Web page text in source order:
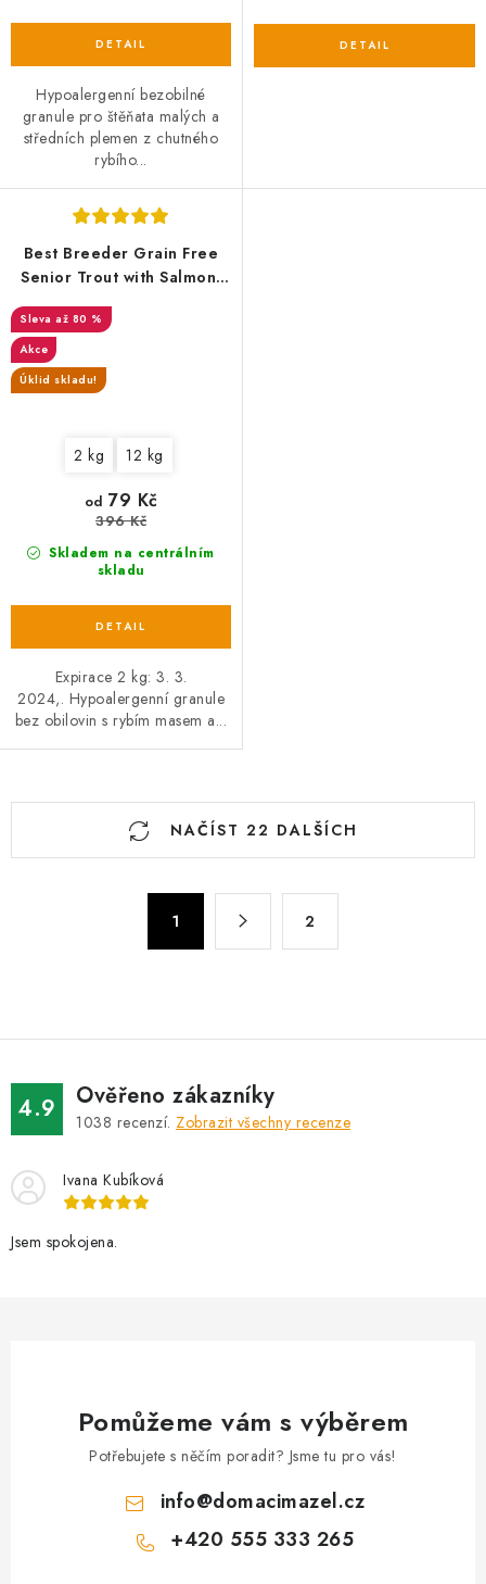
Hypoalergenní bezobilné
granule pro štěňata malých a
středních plemen z chutného
rybího...
Best Breeder Grain Free
Senior Trout with Salmon,
až 80 %
Akce
Úklid skladu!
2 kg 12 kg
Skladem na centrálním
skladu
od 79 Kč
396 Kč
Expirace 2 kg: 3. 3.
2024,. Hypoalergenní granule
bez obilovin s rybím masem a...
O
p
v
k
v
ý
p
NAČÍST 22 DALŠÍCH
k
v
á
n
1 2
4.9 Ověřeno zákazníky
1038 recenzí. Zobrazit všechny recenze
Ivana Kubíková
Jsem spokojena.
Pomůžeme vám s výběrem
Potřebujete s něčím poradit? Jsme tu pro vás!
info@domacimazel.cz
+420 555 333 265